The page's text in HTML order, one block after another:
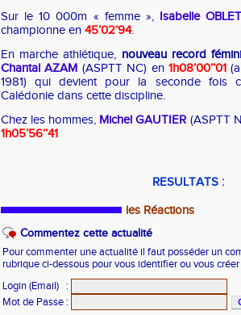
Sur le 10 000m « femme », Isabelle
championne en 45’02’94.
En marche athlétique, nouveau record
Chantal AZAM (ASPTT NC) en1h08’00’’01
1981) qui devient pour la seconde fois
Calédonie dans cette discipline.
Chez les hommes, Michel GAUTIER (ASPTT
1h05’56’’41
RESULTATS :
les Réactions
Commentez cette actualité
Pour commenter une actualité il faut posséder un
rubrique ci-dessous pour vous identifier ou vous
Login (Email)
:
Mot de Passe :